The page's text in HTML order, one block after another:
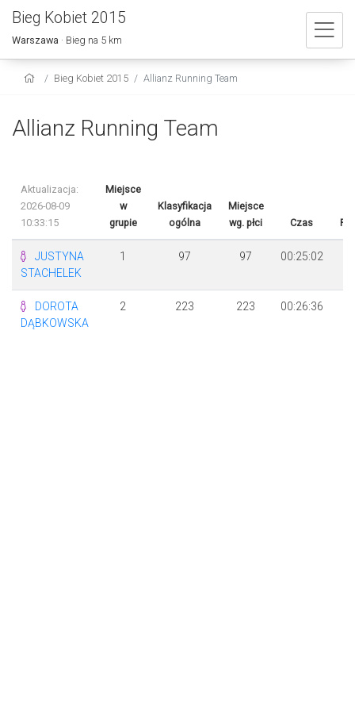
Bieg Kobiet 2015
Warszawa · Bieg na 5 km
Bieg Kobiet 2015 Allianz Running Team
Allianz Running Team
Aktualizacja:
2026-08-09
10:33:15
Miejsce
w
grupie
Klasyfikacja
ogólna
Miejsce
wg. płci
Czas
JUSTYNA
STACHELEK
1 97 97 00:25:02
DOROTA
DĄBKOWSKA
2 223 223 00:26:36